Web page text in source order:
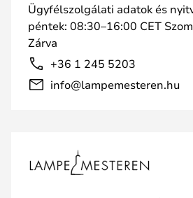
Ügyfélszolgálati adatok és
péntek: 08:30–16:00 CET
Zárva
+36 1 245 5203
info@lampemesteren.hu